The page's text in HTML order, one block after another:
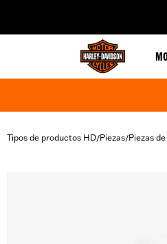
Tipos de productos HD/Piezas/Piezas